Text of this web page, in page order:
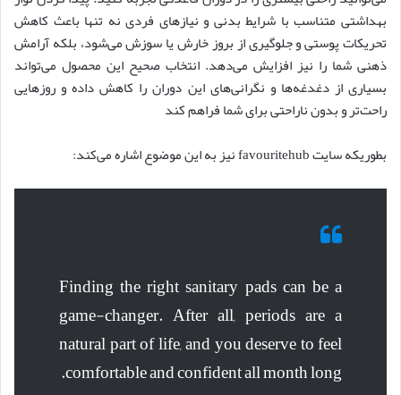
بهداشتی متناسب با شرایط بدنی و نیازهای فردی نه ‌تنها باعث کاهش
تحریکات پوستی و جلوگیری از بروز خارش یا سوزش می‌شود، بلکه آرامش
ذهنی شما را نیز افزایش می‌دهد. انتخاب صحیح این محصول می‌تواند
بسیاری از دغدغه‌ها و نگرانی‌های این دوران را کاهش داده و روزهایی
راحت‌تر و بدون ناراحتی برای شما فراهم کند
بطوریکه سایت favouritehub نیز به این موضوع اشاره می‌کند:
Finding the right sanitary pads can be a
game-changer. After all, periods are a
natural part of life, and you deserve to feel
comfortable and confident all month long.